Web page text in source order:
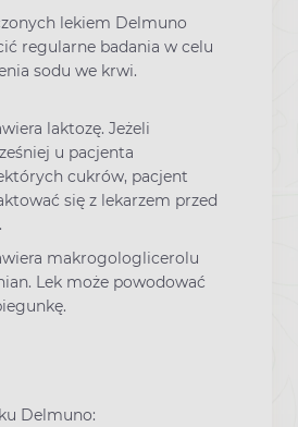
lekiem Delmuno
regularne badania w celu
sodu we krwi.
laktozę. Jeżeli
u pacjenta
cukrów, pacjent
się z lekarzem przed
makrogologlicerolu
Lek może powodować
Delmuno: